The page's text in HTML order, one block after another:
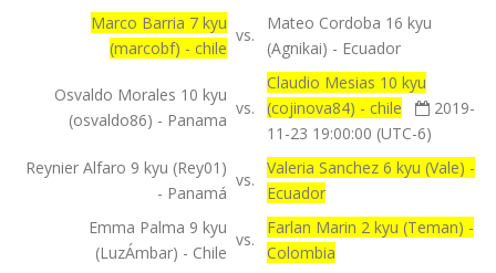
Marco Barria 7 kyu
(marcobf) - chile
vs.
Mateo Cordoba 16 kyu
(Agnikai) - Ecuador
Osvaldo Morales 10 kyu
(osvaldo86) - Panama
vs.
Claudio Mesias 10 kyu
(cojinova84) - chile
2019-
11-23 19:00:00 (UTC-6)
Reynier Alfaro 9 kyu (Rey01)
- Panamá
vs.
Valeria Sanchez 6 kyu (Vale) -
Ecuador
Emma Palma 9 kyu
(LuzÁmbar) - Chile
vs.
Farlan Marin 2 kyu (Teman) -
Colombia